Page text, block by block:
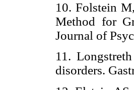
10. Folstein
Method for
Journal of
11.
disorders.